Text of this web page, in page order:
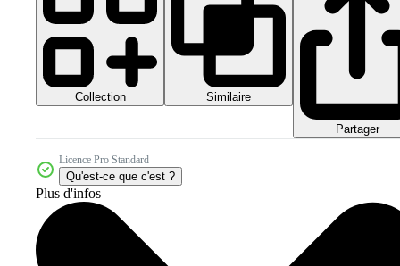
Collection Similaire
Partager
Licence Pro Standard
Qu'est-ce que c'est ?
Plus d'infos